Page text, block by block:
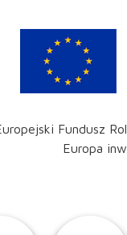
Fundusz
Europa